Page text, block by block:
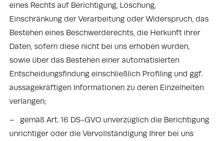
eines Rechts auf Berichtigung, Löschung,
Einschränkung der Verarbeitung oder Widerspruch, das
Bestehen eines Beschwerderechts, die Herkunft ihrer
Daten, sofern diese nicht bei uns erhoben wurden,
sowie über das Bestehen einer automatisierten
Entscheidungsfindung einschließlich Profiling und ggf.
aussagekräftigen Informationen zu deren Einzelheiten
verlangen;
– gemäß Art. 16 DS-GVO unverzüglich die Berichtigung
unrichtiger oder die Vervollständigung Ihrer bei uns